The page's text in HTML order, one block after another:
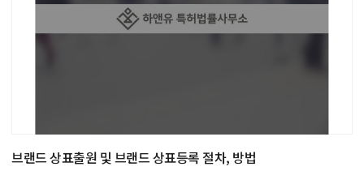
브랜드 상표출원 및 브랜드 상표등록 절차, 방법